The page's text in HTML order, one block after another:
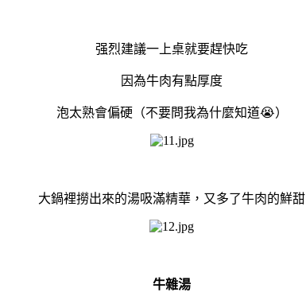
强烈建議一上桌就要趕快吃
因為牛肉有點厚度
泡太熟會偏硬（不要問我為什麼知道😭）
大鍋裡撈出來的湯吸滿精華，又多了牛肉的鮮甜
牛雜湯